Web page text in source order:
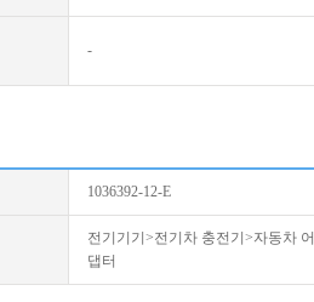
-
1036392-12-E
전기기기>전기차 충전기>자동차 어
댑터